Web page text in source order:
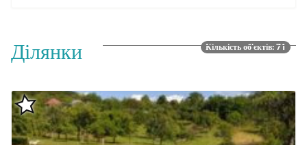
Ділянки Кількість об'єктів: 71